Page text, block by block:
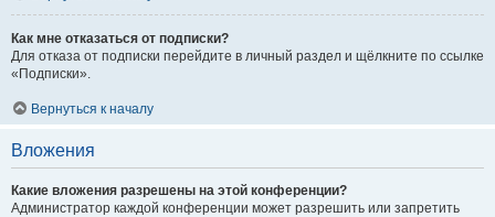
Как мне отказаться от подписки?
Для отказа от подписки перейдите в личный раздел и щёлкните по ссылке
«Подписки».
Вернуться к началу
Вложения
Какие вложения разрешены на этой конференции?
Администратор каждой конференции может разрешить или запретить